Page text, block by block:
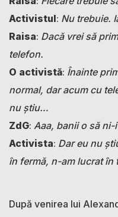
Activistul: Nu trebuie.
Raisa: Dacă vrei să
telefon.
O activistă: Înainte
normal, dar acum cu
nu știu…
ZdG: Aaa, banii o să
Activista: Dar eu nu
în fermă, n-am lucrat în
După venirea lui